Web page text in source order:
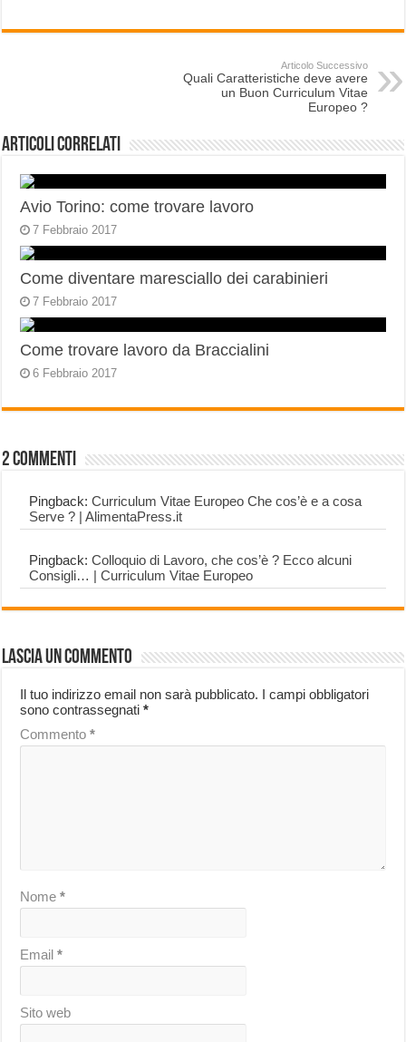
Articolo Successivo
Quali Caratteristiche deve avere
un Buon Curriculum Vitae
Europeo ?
Articoli correlati
Avio Torino: come trovare lavoro
7 Febbraio 2017
Come diventare maresciallo dei carabinieri
7 Febbraio 2017
Come trovare lavoro da Braccialini
6 Febbraio 2017
2 commenti
Pingback:Curriculum Vitae Europeo Che cos’è e a cosa
Serve ? | AlimentaPress.it
Pingback:Colloquio di Lavoro, che cos’è ? Ecco alcuni
Consigli… | Curriculum Vitae Europeo
Lascia un commento
Il tuo indirizzo email non sarà pubblicato. I campi obbligatori
sono contrassegnati*
Commento*
Nome*
Email*
Sito web